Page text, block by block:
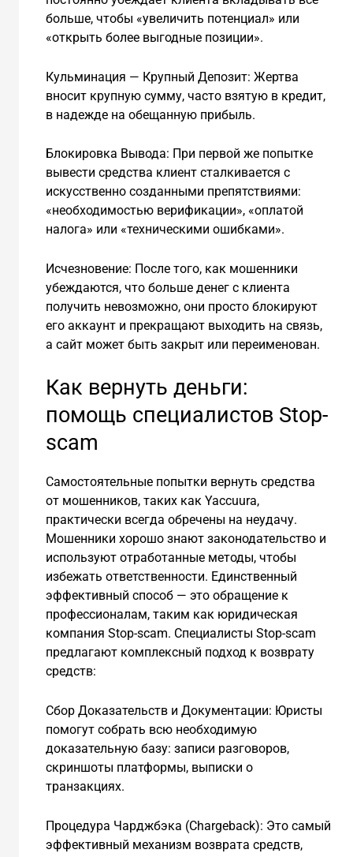
больше, чтобы «увеличить потенциал» или
«открыть более выгодные позиции».
Кульминация — Крупный Депозит: Жертва
вносит крупную сумму, часто взятую в кредит,
в надежде на обещанную прибыль.
Блокировка Вывода: При первой же попытке
вывести средства клиент сталкивается с
искусственно созданными препятствиями:
«необходимостью верификации», «оплатой
налога» или «техническими ошибками».
Исчезновение: После того, как мошенники
убеждаются, что больше денег с клиента
получить невозможно, они просто блокируют
его аккаунт и прекращают выходить на связь,
а сайт может быть закрыт или переименован.
Как вернуть деньги:
помощь специалистов Stop-
scam
Самостоятельные попытки вернуть средства
от мошенников, таких как Yaccuura,
практически всегда обречены на неудачу.
Мошенники хорошо знают законодательство и
используют отработанные методы, чтобы
избежать ответственности. Единственный
эффективный способ — это обращение к
профессионалам, таким как юридическая
компания Stop-scam. Специалисты Stop-scam
предлагают комплексный подход к возврату
средств:
Сбор Доказательств и Документации: Юристы
помогут собрать всю необходимую
доказательную базу: записи разговоров,
скриншоты платформы, выписки о
транзакциях.
Процедура Чарджбэка (Chargeback): Это самый
эффективный механизм возврата средств,